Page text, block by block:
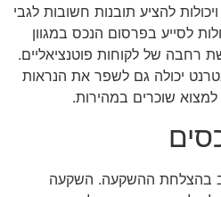
להציע תובנות חשובות לגבי
לסייע בפרסום הנכס במגוון
רחבה של לקוחות פוטנציאליים.
יכולה גם לשפר את הנראות
שוכרים במהירות.
בהצלחת ההשקעה. השקעה